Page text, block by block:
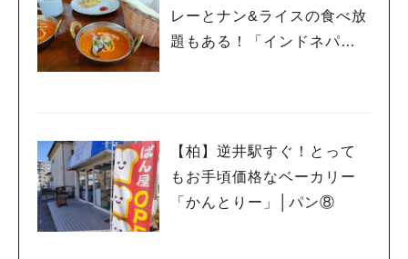
レーとナン&ライスの食べ放
題もある！「インドネパー
【柏】逆井駅すぐ！とって
もお手頃価格なベーカリー
「かんとりー」│パン⑧